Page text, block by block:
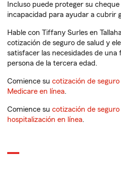
Incluso puede proteger su
incapacidad para ayudar a cubrir
Hable con Tiffany Surles en
cotización de seguro de salud y
satisfacer las necesidades de
persona de la tercera edad.
Comience su cotización de
Medicare en línea.
Comience su cotización de
hospitalización en línea.